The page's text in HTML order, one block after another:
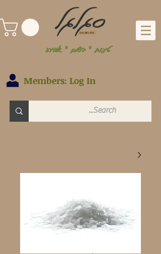
טיפוח * בישום * אווירה
Members: Log In